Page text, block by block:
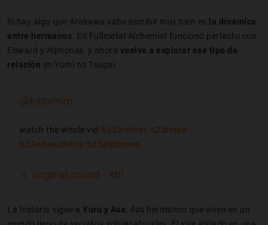
Si hay algo que Arakawa sabe escribir muy bien es
la dinámica
entre hermanos . En Fullmetal Alchemist funcionó perfecto con
Edward y Alphonse, y ahora vuelve a explorar ese tipo de
relación en Yomi no Tsugai.
@kaibenzo
watch the whole vid %23brother %23fmab
%23edwardelric %23alphonse
♬ original sound - kb!
La historia sigue a Yuru y Asa , dos hermanos que viven en un